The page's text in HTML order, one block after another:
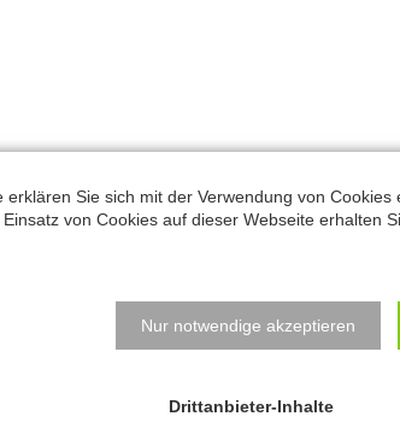
bewegen? Hauptsache essen? Beides
Arbeit? Kann toll sein für den Körper!
Sie sich mit der Verwendung von Cookies
von Cookies auf dieser Webseite erhalten
Nur notwendige akzeptieren
Drittanbieter-Inhalte